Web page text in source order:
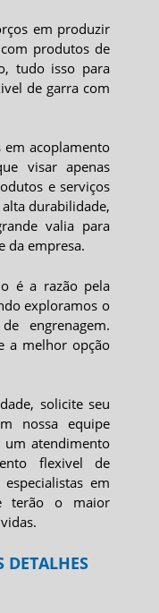
em produzir
produtos de
tudo isso para
de garra com
emacoplamento
visar apenas
e serviços
durabilidade,
valia para
da empresa.
é a razão pela
exploramos o
engrenagem.
a melhor opção
solicite seu
nossa equipe
um atendimento
flexivel de
em
terão o maior
DETALHES